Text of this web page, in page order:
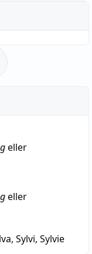
eller
eller
Sylvi, Sylvie